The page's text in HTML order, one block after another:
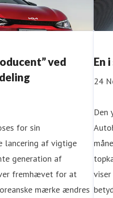
ved
for sin
lancering af vigtige
generation af
fremhævet for at
mærke ændres
En
24
Den